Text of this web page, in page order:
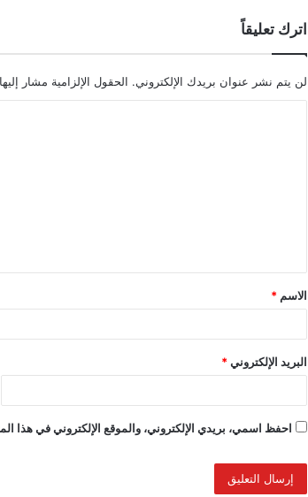
اترك تعليقاً
لن يتم نشر عنوان بريدك الإلكتروني. الحقول الإلزامية مشار
الاسم *
البريد الإلكتروني*
احفظ اسمي، بريدي الإلكتروني، والموقع الإلكتروني في هذا